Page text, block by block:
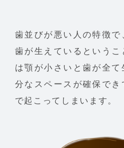
歯並びが悪い人の特徴で
歯が生えているという
は顎が小さいと歯が全
分なスペースが確保でき
で起こってしまいます。